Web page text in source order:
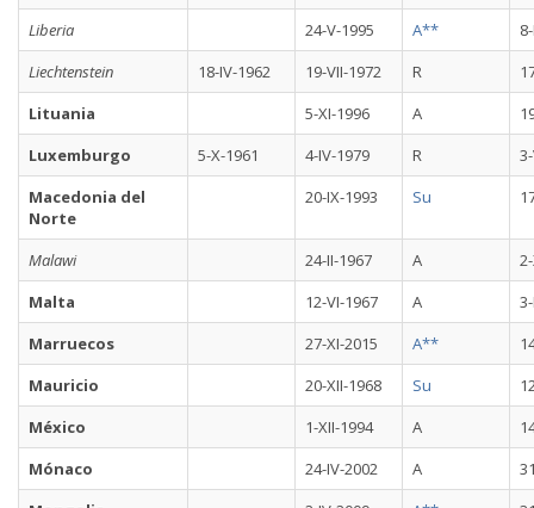
Liberia
24-V-1995 A**
Liechtenstein
18-IV-1962 19-VII-1972 R
Lituania
5-XI-1996 A
Luxemburgo
5-X-1961 4-IV-1979 R
Macedonia del
Norte
20-IX-1993 Su
Malawi 24-II-1967 A
Malta
12-VI-1967 A
Marruecos
27-XI-2015 A**
Mauricio
20-XII-1968 Su
México
1-XII-1994 A
Mónaco
24-IV-2002 A